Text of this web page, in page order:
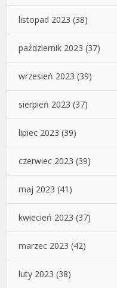
listopad 2023 (38)
październik 2023 (37)
wrzesień 2023 (39)
sierpień 2023 (37)
lipiec 2023 (39)
czerwiec 2023 (39)
maj 2023 (41)
kwiecień 2023 (37)
marzec 2023 (42)
luty 2023 (38)